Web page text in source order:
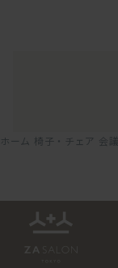
ホーム 椅子・チェア 会